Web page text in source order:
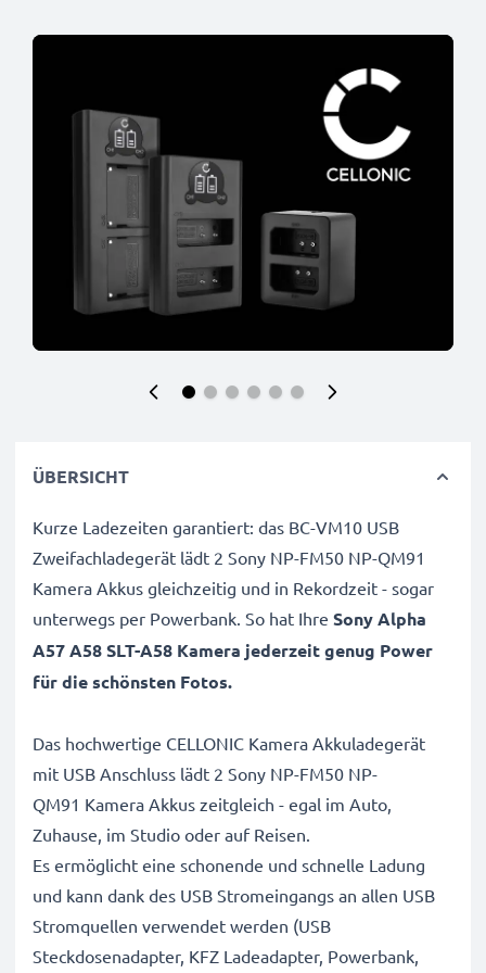
ÜBERSICHT
Kurze Ladezeiten garantiert: das BC-VM10 USB
Zweifachladegerät lädt 2 Sony NP-FM50 NP-QM91
Kamera Akkus gleichzeitig und in Rekordzeit - sogar
unterwegs per Powerbank. So hat Ihre Sony Alpha
A57 A58 SLT-A58 Kamera jederzeit genug Power
für die schönsten Fotos.
Das hochwertige CELLONIC Kamera Akkuladegerät
mit USB Anschluss lädt 2 Sony NP-FM50 NP-
QM91 Kamera Akkus zeitgleich - egal im Auto,
Zuhause, im Studio oder auf Reisen.
Es ermöglicht eine schonende und schnelle Ladung
und kann dank des USB Stromeingangs an allen USB
Stromquellen verwendet werden (USB
Steckdosenadapter, KFZ Ladeadapter, Powerbank,